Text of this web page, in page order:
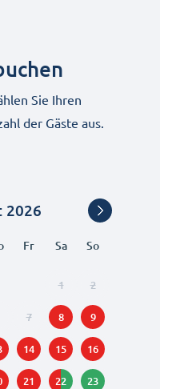
Sie Ihren
der Gäste aus.
2026
Fr Sa So
1 2
7 8 9
14 15 16
21 22 23